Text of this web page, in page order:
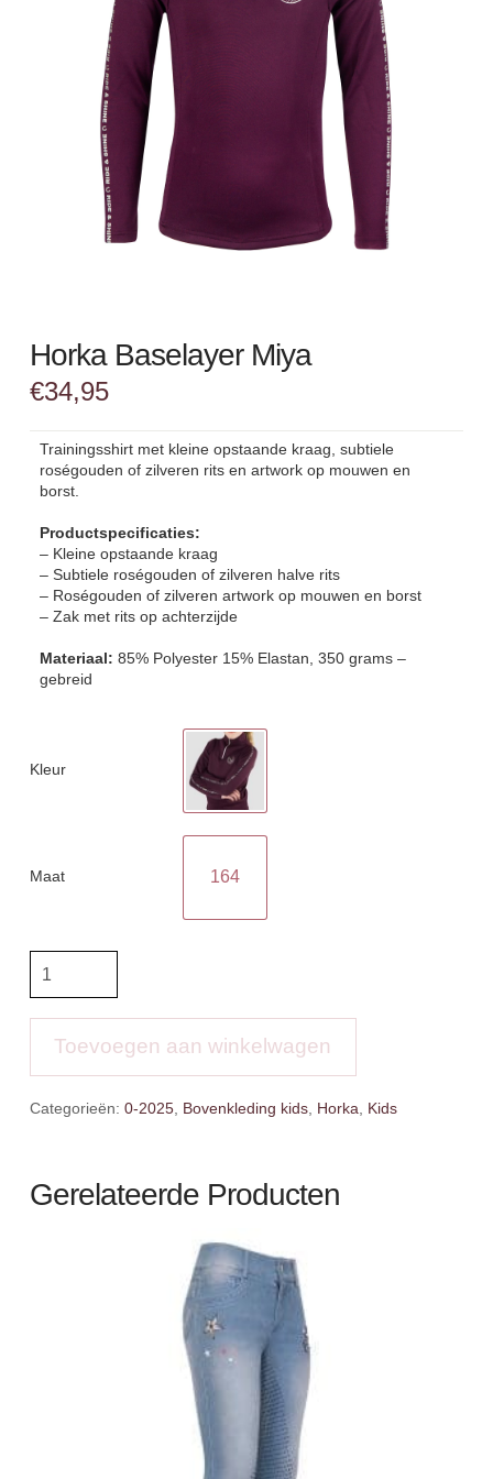
Horka Baselayer Miya
€34,95
Trainingsshirt met kleine opstaande kraag, subtiele
roségouden of zilveren rits en artwork op mouwen en
borst.
Productspecificaties:
– Kleine opstaande kraag
– Subtiele roségouden of zilveren halve rits
– Roségouden of zilveren artwork op mouwen en borst
– Zak met rits op achterzijde
Materiaal: 85% Polyester 15% Elastan, 350 grams –
gebreid
Kleur
Maat 164
aantalToevoegen aan winkelwagen
Categorieën: 0-2025, Bovenkleding kids, Horka Kids
Gerelateerde Producten